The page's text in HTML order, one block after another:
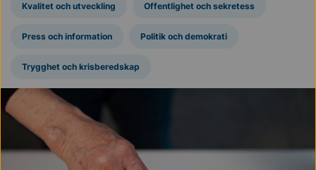
Kvalitet och utveckling Offentlighet och sekretess
Press och information Politik och demokrati
Trygghet och krisberedskap